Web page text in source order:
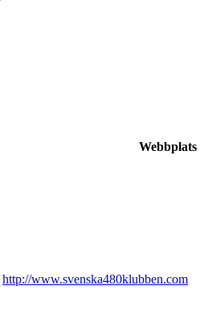
Webbplats
http://www.svenska480klubben.com